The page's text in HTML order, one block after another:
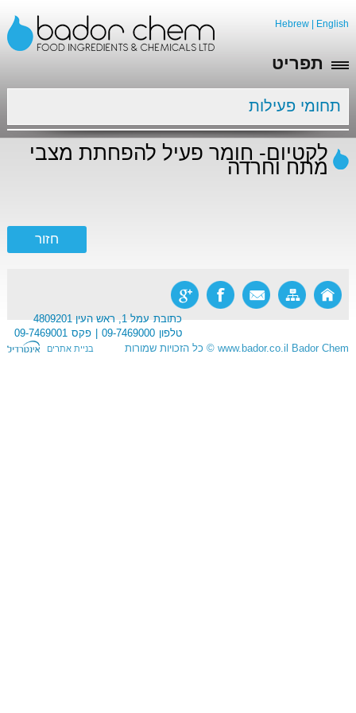
Hebrew English
תפריט
תחומי פעילות
לקטיום- חומר פעיל להפחתת מצבי
מתח וחרדה
כתובת עמל 1, ראש העין 4809201
טלפון 09-7469000 פקס 09-7469001
Bador Chem
www.bador.co.il
© כל הזכויות שמורות בניית אתרים